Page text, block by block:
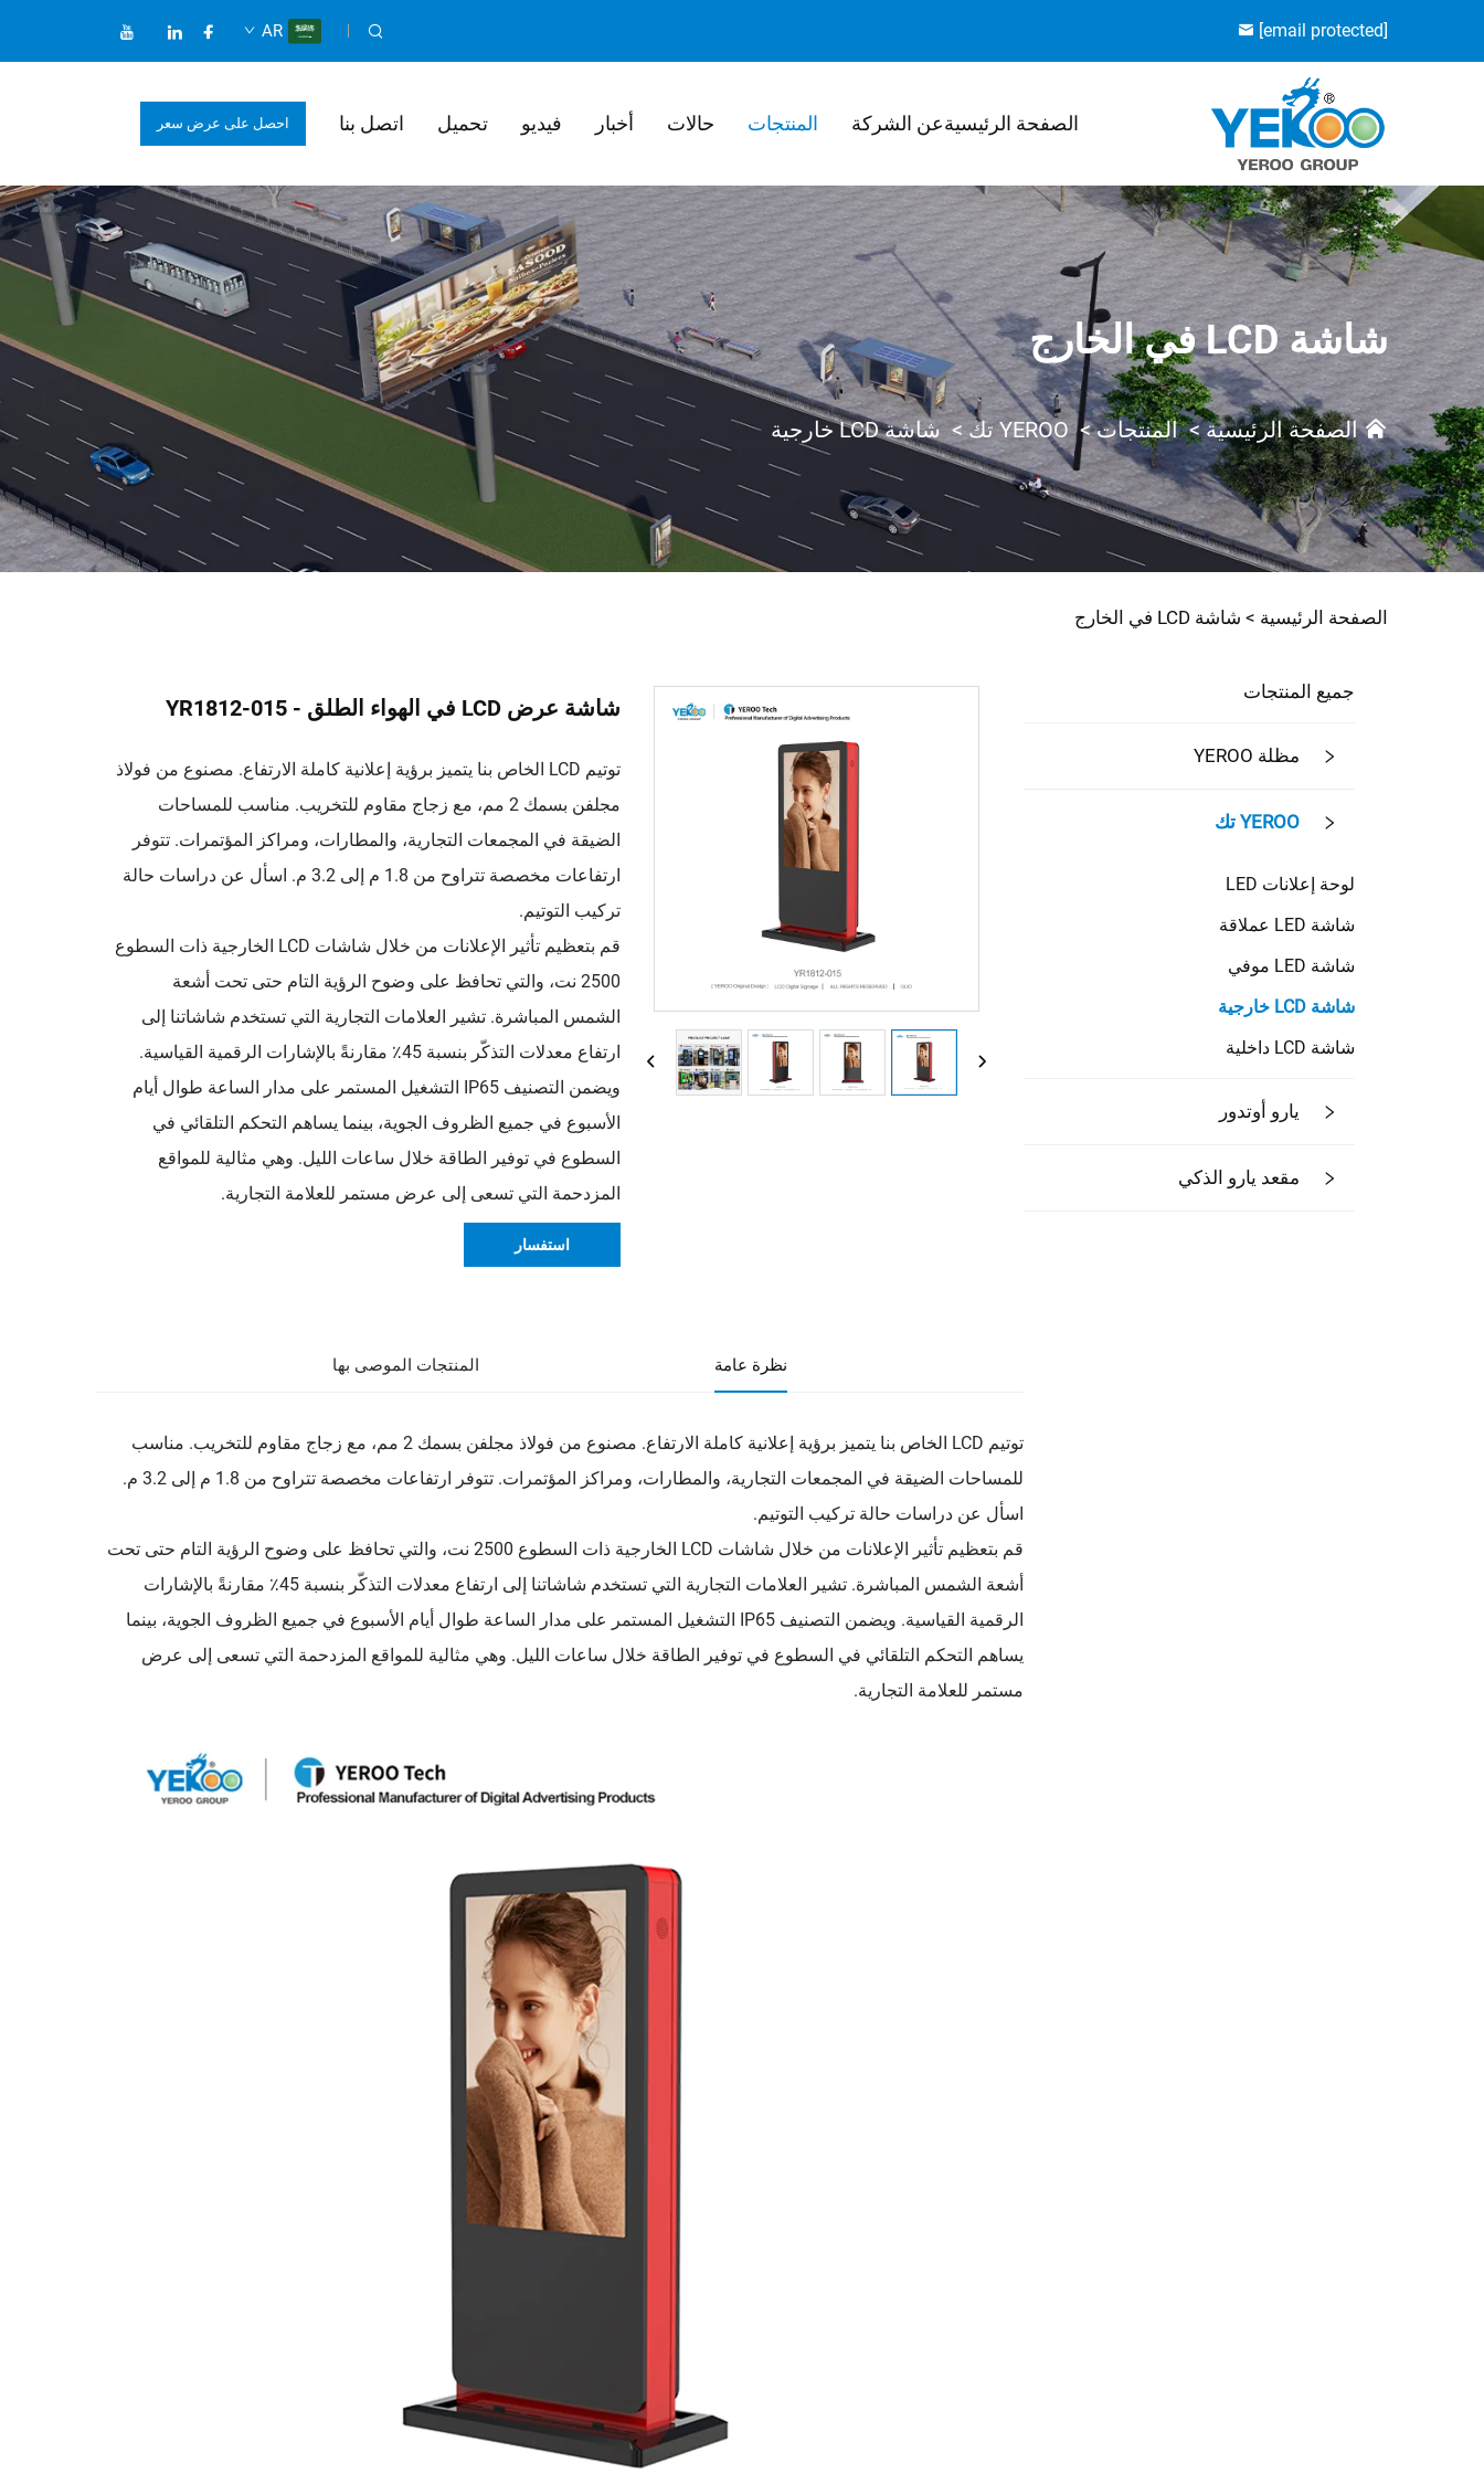
[email protected]
AR
الصفحة الرئيسيةعن الشركة المنتجات حالات أخبار فيديو تحميل اتصل بنا احصل على عرض سعر
شاشة LCD في الخارج
الصفحة الرئيسية>المنتجات>YEROO تك >شاشة LCD خارجية
الصفحة الرئيسية > شاشة LCD في الخارج
جميع المنتجات
مظلة YEROO
YEROO تك
لوحة إعلانات LED
شاشة LED عملاقة
شاشة LED موفي
شاشة LCD خارجية
شاشة LCD داخلية
يارو أوتدور
مقعد يارو الذكي
شاشة عرض LCD في الهواء الطلق - YR1812-015
توتيم LCD الخاص بنا يتميز برؤية إعلانية كاملة الارتفاع. مصنوع من فولاذ
مجلفن بسمك 2 مم، مع زجاج مقاوم للتخريب. مناسب للمساحات
الضيقة في المجمعات التجارية، والمطارات، ومراكز المؤتمرات. تتوفر
ارتفاعات مخصصة تتراوح من 1.8 م إلى 3.2 م. اسأل عن دراسات حالة
تركيب التوتيم.
قم بتعظيم تأثير الإعلانات من خلال شاشات LCD الخارجية ذات السطوع
2500 نت، والتي تحافظ على وضوح الرؤية التام حتى تحت أشعة
الشمس المباشرة. تشير العلامات التجارية التي تستخدم شاشاتنا إلى
ارتفاع معدلات التذكّر بنسبة 45٪ مقارنةً بالإشارات الرقمية القياسية.
ويضمن التصنيف IP65 التشغيل المستمر على مدار الساعة طوال أيام
الأسبوع في جميع الظروف الجوية، بينما يساهم التحكم التلقائي في
السطوع في توفير الطاقة خلال ساعات الليل. وهي مثالية للمواقع
المزدحمة التي تسعى إلى عرض مستمر للعلامة التجارية.
استفسار
نظرة عامة المنتجات الموصى بها
توتيم LCD الخاص بنا يتميز برؤية إعلانية كاملة الارتفاع. مصنوع من فولاذ مجلفن بسمك 2 مم، مع زجاج مقاوم للتخريب. مناسب
للمساحات الضيقة في المجمعات التجارية، والمطارات، ومراكز المؤتمرات. تتوفر ارتفاعات مخصصة تتراوح من 1.8 م إلى 3.2 م.
اسأل عن دراسات حالة تركيب التوتيم.
قم بتعظيم تأثير الإعلانات من خلال شاشات LCD الخارجية ذات السطوع 2500 نت، والتي تحافظ على وضوح الرؤية التام حتى تحت
أشعة الشمس المباشرة. تشير العلامات التجارية التي تستخدم شاشاتنا إلى ارتفاع معدلات التذكّر بنسبة 45٪ مقارنةً بالإشارات
الرقمية القياسية. ويضمن التصنيف IP65 التشغيل المستمر على مدار الساعة طوال أيام الأسبوع في جميع الظروف الجوية، بينما
يساهم التحكم التلقائي في السطوع في توفير الطاقة خلال ساعات الليل. وهي مثالية للمواقع المزدحمة التي تسعى إلى عرض
مستمر للعلامة التجارية.